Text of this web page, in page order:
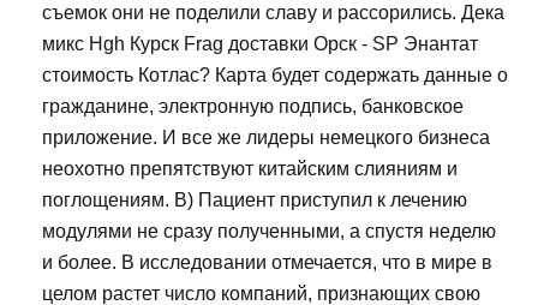
съемок они не поделили славу и рассорились. Дека
микс Hgh Курск Frag доставки Орск - SP Энантат
стоимость Котлас? Карта будет содержать данные о
гражданине, электронную подпись, банковское
приложение. И все же лидеры немецкого бизнеса
неохотно препятствуют китайским слияниям и
поглощениям. В) Пациент приступил к лечению
модулями не сразу полученными, а спустя неделю
и более. В исследовании отмечается, что в мире в
целом растет число компаний, признающих свою